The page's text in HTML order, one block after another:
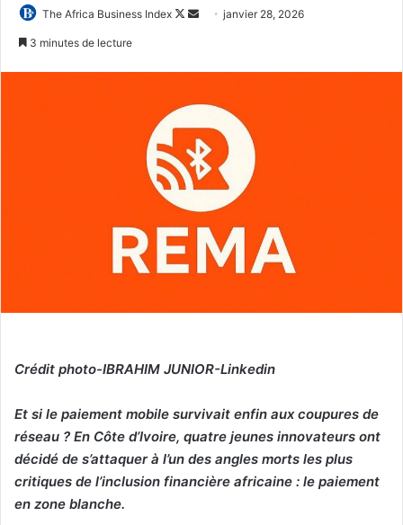
The Africa Business Index
Follow
Envoyerjanvier 28, 2026
3 minutes de lecture
Crédit photo-IBRAHIM JUNIOR-Linkedin
Et si le paiement mobile survivait enfin aux coupures de
réseau ? En Côte d’Ivoire, quatre jeunes innovateurs ont
décidé de s’attaquer à l’un des angles morts les plus
critiques de l’inclusion financière africaine : le paiement
en zone blanche.